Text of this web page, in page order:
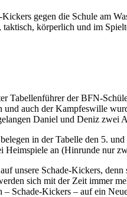
gegen die Schule am
körperlich und im
Tabellenführer der BFN-
und auch der Kampfeswille
Daniel und Deniz zwei
in der Tabelle den 5.
an (Hinrunde nur
unsere Schade-Kickers,
sich mit der Zeit immer
Schade-Kickers – auf ein